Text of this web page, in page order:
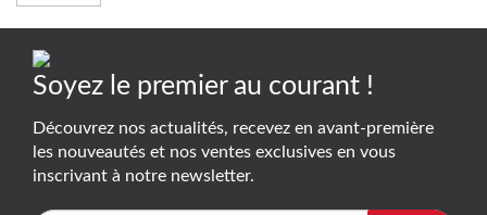
Soyez le premier au courant !
Découvrez nos actualités, recevez en avant-première
les nouveautés et nos ventes exclusives en vous
inscrivant à notre newsletter.